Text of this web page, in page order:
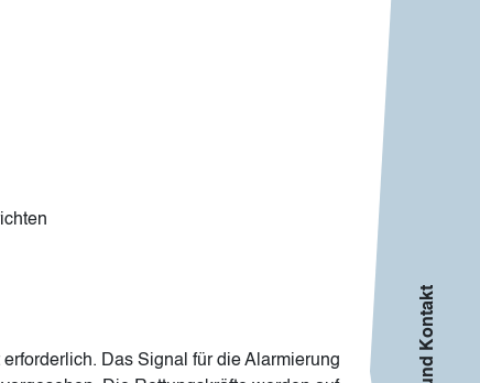
Das Signal für die Alarmierung
Info und Kontakt